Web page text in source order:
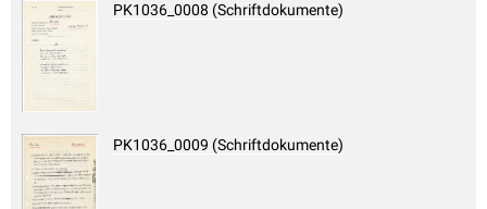
PK1036_0008 (Schriftdokumente)
PK1036_0009 (Schriftdokumente)